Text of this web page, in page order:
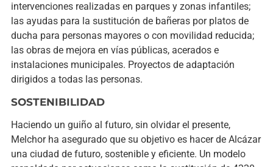
intervenciones realizadas en parques y zonas infantiles;
las ayudas para la sustitución de bañeras por platos de
ducha para personas mayores o con movilidad reducida;
las obras de mejora en vías públicas, acerados e
instalaciones municipales. Proyectos de adaptación
dirigidos a todas las personas.
SOSTENIBILIDAD
Haciendo un guiño al futuro, sin olvidar el presente,
Melchor ha asegurado que su objetivo es hacer de Alcázar
una ciudad de futuro, sostenible y eficiente. Un modelo